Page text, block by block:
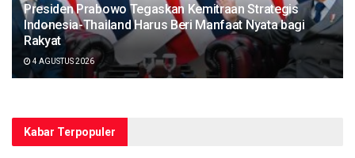
Presiden Prabowo Tegaskan Kemitraan Strategis
Indonesia-Thailand Harus Beri Manfaat Nyata bagi
Rakyat
4 AGUSTUS 2026
Kabar Terpopuler